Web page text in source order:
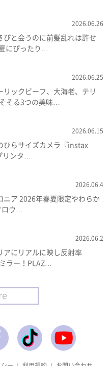
2026.06.26
ぴと会うのに前髪乱れは許せ
にぴったり…
2026.06.25
リックビーフ、大海老、テリ
そる3つの美味…
2026.06.15
ひらサイズカメラ『instax
ンタ…
2026.06.4
ニア 2026年春夏限定やわらか
ウ…
2026.06.2
アにリアルに映し反射率
ラー！PLAZ…